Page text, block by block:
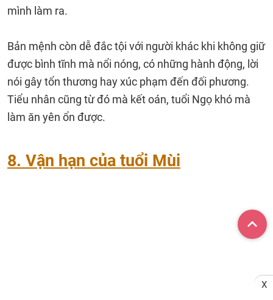
mình làm ra.
Bản mệnh còn dễ đắc tội với người khác khi không giữ
được bình tĩnh mà nổi nóng, có những hành động, lời
nói gây tổn thương hay xúc phạm đến đối phương.
Tiểu nhân cũng từ đó mà kết oán, tuổi Ngọ khó mà
làm ăn yên ổn được.
8. Vận hạn của tuổi Mùi
X